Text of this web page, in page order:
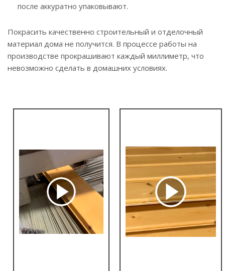
после аккуратно упаковывают.
Покрасить качественно строительный и отделочный
материал дома не получится. В процессе работы на
производстве прокрашивают каждый миллиметр, что
невозможно сделать в домашних условиях.